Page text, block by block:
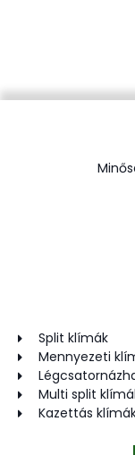
Split klímák
Mennyezeti
Multi split
Kazettás